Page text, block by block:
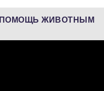
ПОМОЩЬ ЖИВОТНЫМ